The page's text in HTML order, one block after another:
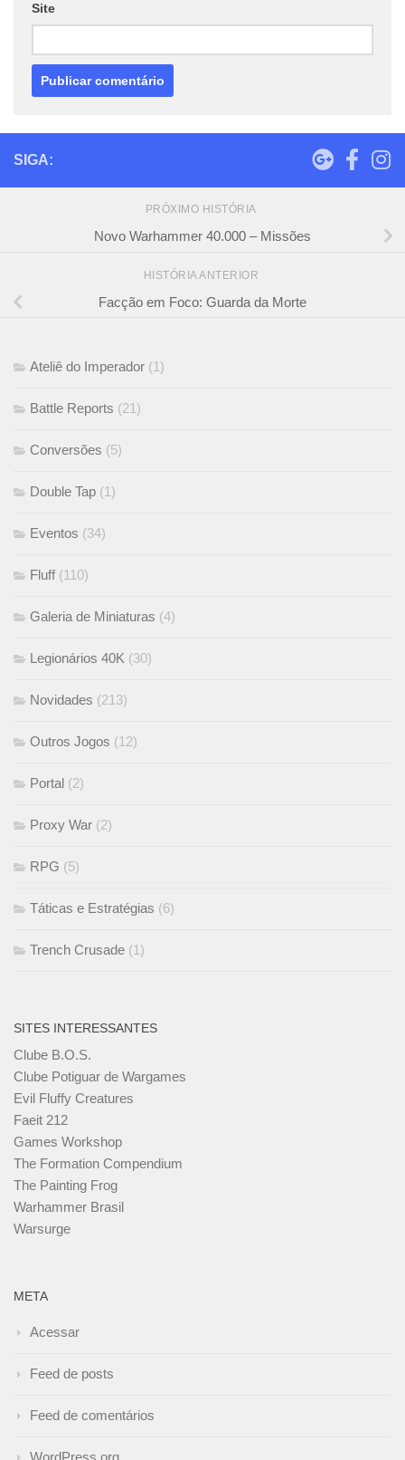
Site
SIGA:
PRÓXIMO HISTÓRIA
Novo Warhammer 40.000 – Missões
HISTÓRIA ANTERIOR
Facção em Foco: Guarda da Morte
Ateliê do Imperador (1)
Battle Reports (21)
Conversões (5)
Double Tap (1)
Eventos (34)
Fluff (110)
Galeria de Miniaturas (4)
Legionários 40K (30)
Novidades (213)
Outros Jogos (12)
Portal (2)
Proxy War (2)
RPG (5)
Táticas e Estratégias (6)
Trench Crusade (1)
SITES INTERESSANTES
Clube B.O.S.
Clube Potiguar de Wargames
Evil Fluffy Creatures
Faeit 212
Games Workshop
The Formation Compendium
The Painting Frog
Warhammer Brasil
Warsurge
META
Acessar
Feed de posts
Feed de comentários
WordPress.org